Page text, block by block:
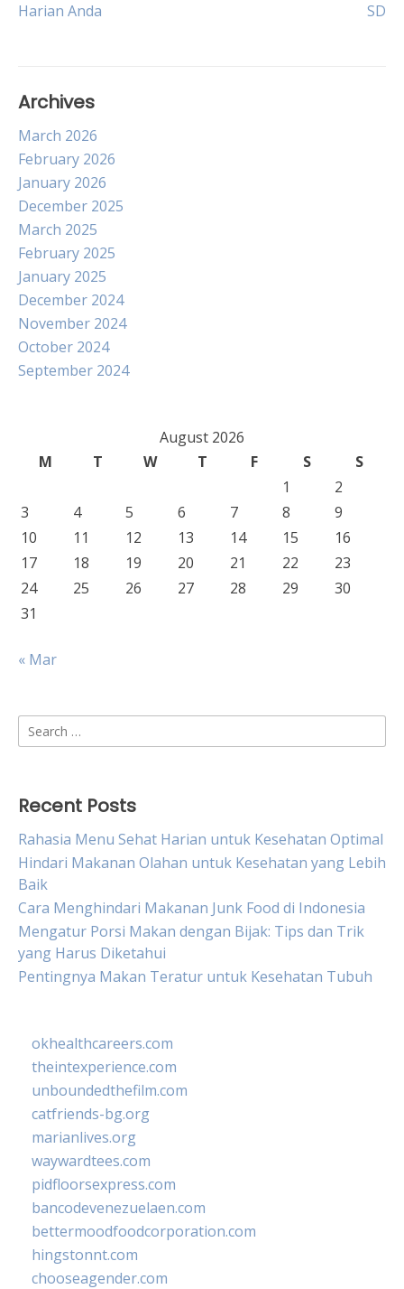
navigation
Harian Anda
SD
Archives
March 2026
February 2026
January 2026
December 2025
March 2025
February 2025
January 2025
December 2024
November 2024
October 2024
September 2024
August 2026
M
T W T F S
S
1
2
3
4 5 6 7 8
9
10
11 12 13 14 15
16
17
18 19 20 21 22
23
24
25 26 27 28 29
30
31
« Mar
Search
for:
Recent Posts
Rahasia Menu Sehat Harian untuk Kesehatan Optimal
Hindari Makanan Olahan untuk Kesehatan yang Lebih
Baik
Cara Menghindari Makanan Junk Food di Indonesia
Mengatur Porsi Makan dengan Bijak: Tips dan Trik
yang Harus Diketahui
Pentingnya Makan Teratur untuk Kesehatan Tubuh
okhealthcareers.com
theintexperience.com
unboundedthefilm.com
catfriends-bg.org
marianlives.org
waywardtees.com
pidfloorsexpress.com
bancodevenezuelaen.com
bettermoodfoodcorporation.com
hingstonnt.com
chooseagender.com